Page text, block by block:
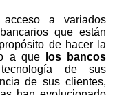
a variados
que están
de hacer la
a que
los bancos
de sus
de sus clientes,